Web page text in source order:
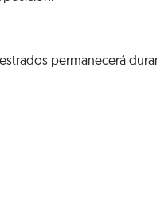
permanecerá